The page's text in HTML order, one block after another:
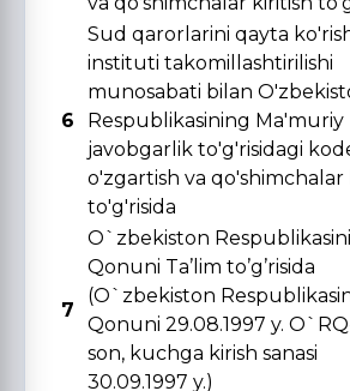
6
Sud qarorlarini qayta
instituti takomillashtirilishi
munosabati bilan
Respublikasining Ma'muriy
javobgarlik to'g'risidagi
o'zgartish va qo'shimchalar
to'g'risida
7
O`zbekiston
Qonuni Ta’lim to’g’risida
(O`zbekiston
Qonuni 29.08.1997 y.
son, kuchga kirish sanasi
30.09.1997 y.)